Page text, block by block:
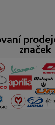
značek